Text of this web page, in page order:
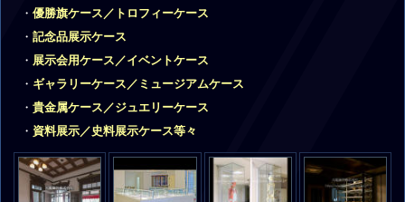
優勝旗ケース／トロフィーケース
記念品展示ケース
展示会用ケース／イベントケース
ギャラリーケース／ミュージアムケース
貴金属ケース／ジュエリーケース
資料展示／史料展示ケース等々